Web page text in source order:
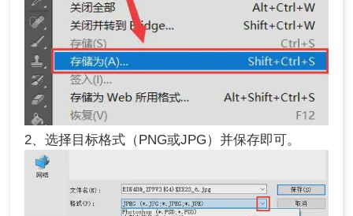
2、选择目标格式（PNG或JPG）并保存即可。